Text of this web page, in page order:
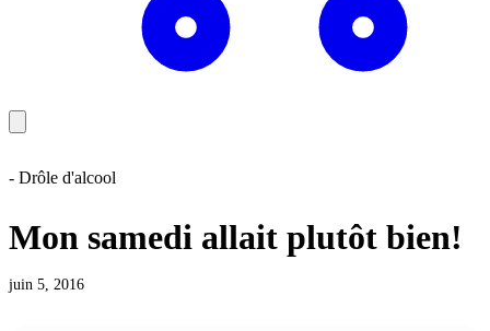
- Drôle d'alcool
Mon samedi allait plutôt bien!
juin 5, 2016